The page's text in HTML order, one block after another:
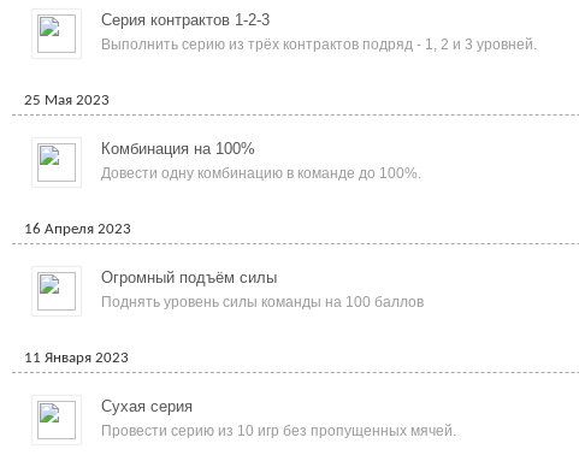
Серия контрактов 1-2-3
Выполнить серию из трёх контрактов подряд - 1, 2 и 3 уровней.
25 Мая 2023
Комбинация на 100%
Довести одну комбинацию в команде до 100%.
16 Апреля 2023
Огромный подъём силы
Поднять уровень силы команды на 100 баллов
11 Января 2023
Сухая серия
Провести серию из 10 игр без пропущенных мячей.